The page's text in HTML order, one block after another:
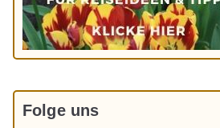
Folge uns